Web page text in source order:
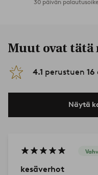
30 päivän
Muut ovat tätä
4.1 perustuen 16
Näytä
kesäverhot